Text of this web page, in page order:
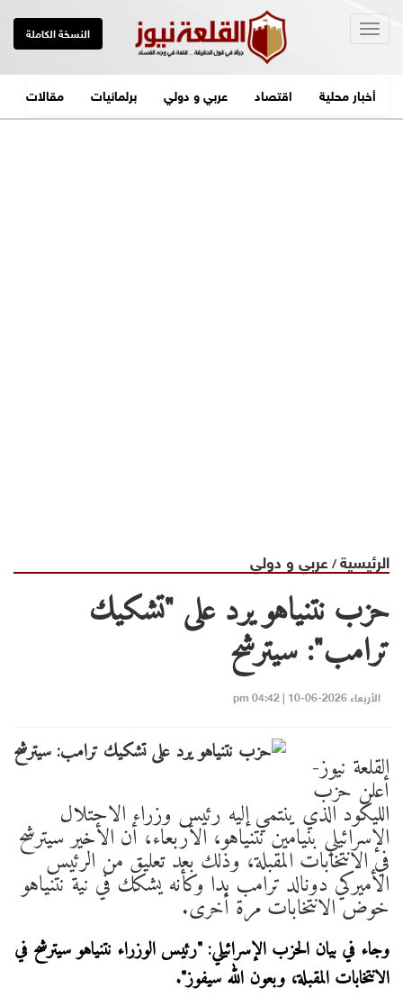
النسخة الكاملة
أخبار محلية اقتصاد عربي و دولي برلمانيات مقالات
الرئيسية/ عربي و دولي
حزب نتنياهو يرد على "تشكيك
ترامب": سيترشح
الأربعاء 2026-06-10 | 04:42 pm
القلعة نيوز-
أعلن حزب
الليكود الذي ينتمي إليه رئيس وزراء الاحتلال
الإسرائيلي بنيامين نتنياهو، الأربعاء، أن الأخير سيترشح
في الانتخابات المقبلة، وذلك بعد تعليق من الرئيس
الأميركي دونالد ترامب بدا وكأنه يشكك في نية نتنياهو
خوض الانتخابات مرة أخرى.
وجاء في بيان الحزب الإسرائيلي: "رئيس الوزراء نتنياهو سيترشح في
الانتخابات المقبلة، وبعون الله سيفوز".